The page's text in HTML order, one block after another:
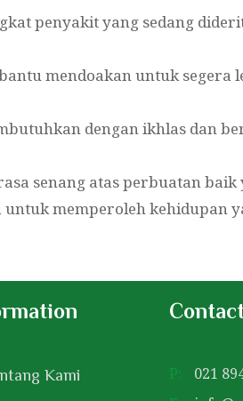
penyakit yang sedang
mendoakan untuk segera
dengan ikhlas dan
senang atas perbuatan
memperoleh kehidupan
Kami
P:
021